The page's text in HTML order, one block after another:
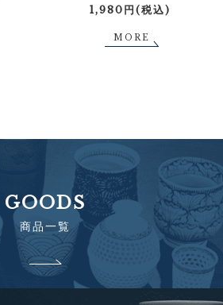
1,980円(税込)
MORE
GOODS
商品一覧